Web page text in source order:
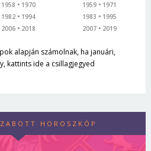
1958
1970
1982
1994
2006
2018
1959
1971
1983
1995
2007
2019
alapján számolnak, ha januári,
kattints ide a csillagjegyed
HOROSZKÓP